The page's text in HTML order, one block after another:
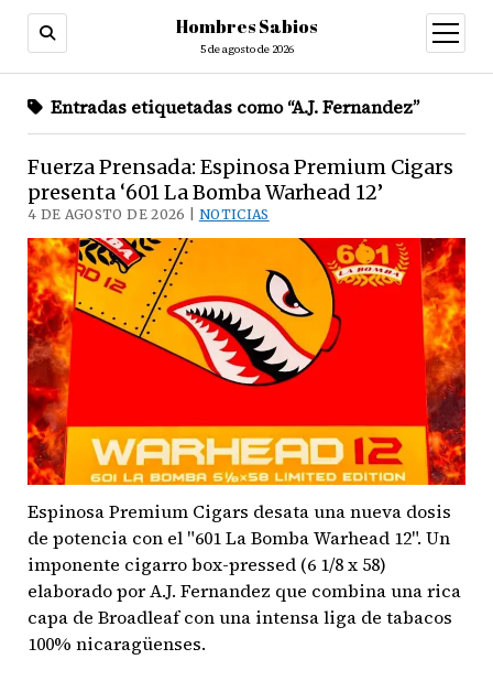
Hombres Sabios
5 de agosto de 2026
abrir
menú
Entradas etiquetadas como “A.J. Fernandez”
Fuerza Prensada: Espinosa Premium Cigars
presenta ‘601 La Bomba Warhead 12’
4 DE AGOSTO DE 2026 | NOTICIAS
Espinosa Premium Cigars desata una nueva dosis
de potencia con el "601 La Bomba Warhead 12". Un
imponente cigarro box-pressed (6 1/8 x 58)
elaborado por A.J. Fernandez que combina una rica
capa de Broadleaf con una intensa liga de tabacos
100% nicaragüenses.